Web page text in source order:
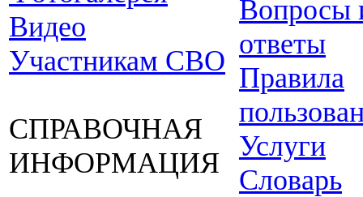
Видео
Участникам СВО
СПРАВОЧНАЯ
ИНФОРМАЦИЯ
Вопросы
ответы
Правила
Услуги
Словарь